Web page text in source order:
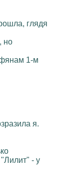
глядя
но
1-м
я.
- у